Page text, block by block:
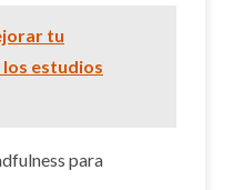
tu
estudios
para